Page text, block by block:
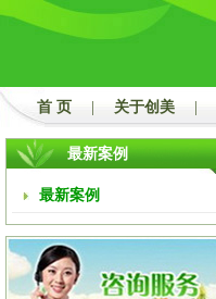
首 页 关于创美
最新案例
最新案例